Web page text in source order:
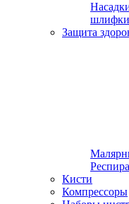
шлифки
Защита
Кисти
Компрессоры